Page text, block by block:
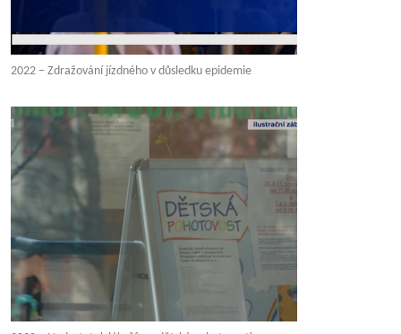
2022 – Zdražování jízdného v důsledku epidemie